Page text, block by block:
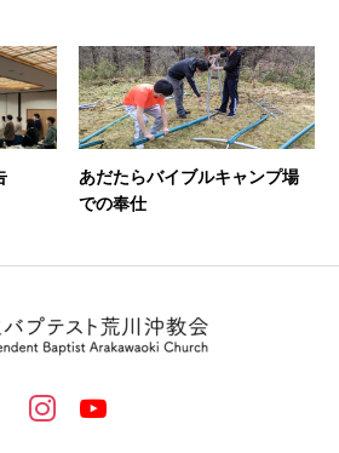
あだたらバイブルキャンプ場
での奉仕